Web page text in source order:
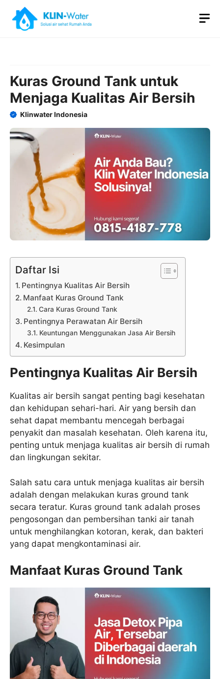
content
Kuras Ground Tank untuk
Menjaga Kualitas Air Bersih
Klinwater Indonesia
Daftar Isi
Pentingnya Kualitas Air Bersih
Manfaat Kuras Ground Tank
Cara Kuras Ground Tank
Pentingnya Perawatan Air Bersih
Keuntungan Menggunakan Jasa Air Bersih
Kesimpulan
Pentingnya Kualitas Air Bersih
Kualitas air bersih sangat penting bagi kesehatan
dan kehidupan sehari-hari. Air yang bersih dan
sehat dapat membantu mencegah berbagai
penyakit dan masalah kesehatan. Oleh karena itu,
penting untuk menjaga kualitas air bersih di rumah
dan lingkungan sekitar.
Salah satu cara untuk menjaga kualitas air bersih
adalah dengan melakukan kuras ground tank
secara teratur. Kuras ground tank adalah proses
pengosongan dan pembersihan tanki air tanah
untuk menghilangkan kotoran, kerak, dan bakteri
yang dapat mengkontaminasi air.
Manfaat Kuras Ground Tank